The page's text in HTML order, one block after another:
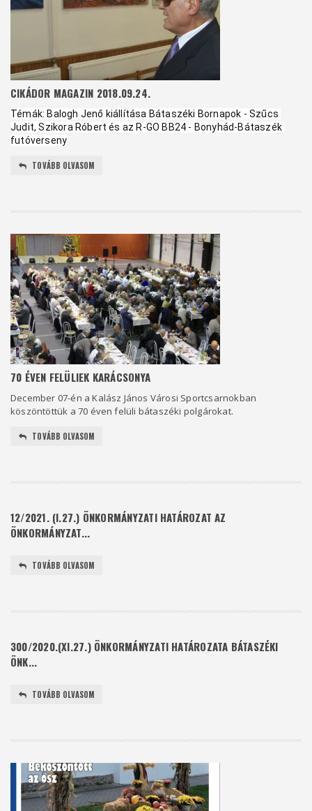
CIKÁDOR MAGAZIN 2018.09.24.
Témák: Balogh Jenő kiállítása Bátaszéki Bornapok - Szűcs
Judit, Szikora Róbert és az R-GO BB24 - Bonyhád-Bátaszék
futóverseny
TOVÁBB OLVASOM
70 ÉVEN FELÜLIEK KARÁCSONYA
December 07-én a Kalász János Városi Sportcsarnokban
köszöntöttük a 70 éven felüli bátaszéki polgárokat.
TOVÁBB OLVASOM
12/2021. (I.27.) ÖNKORMÁNYZATI HATÁROZAT AZ
ÖNKORMÁNYZAT...
TOVÁBB OLVASOM
300/2020.(XI.27.) ÖNKORMÁNYZATI HATÁROZATA BÁTASZÉKI
ÖNK...
TOVÁBB OLVASOM